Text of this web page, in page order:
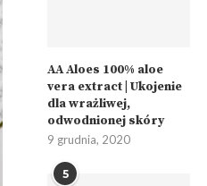
AA Aloes 100% aloe
vera extract | Ukojenie
dla wrażliwej,
odwodnionej skóry
9 grudnia, 2020
5